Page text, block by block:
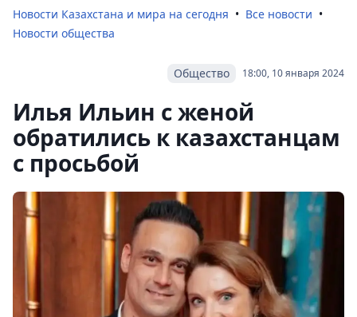
Новости Казахстана и мира на сегодня
Все новости
Новости общества
18:00, 10 января 2024
Общество
Илья Ильин с женой
обратились к казахстанцам
с просьбой